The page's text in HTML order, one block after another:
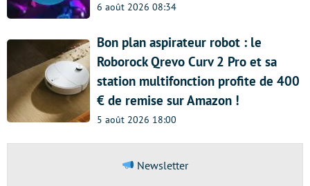
6 août 2026 08:34
Bon plan aspirateur robot : le
Roborock Qrevo Curv 2 Pro et sa
station multifonction profite de 400
€ de remise sur Amazon !
5 août 2026 18:00
Newsletter